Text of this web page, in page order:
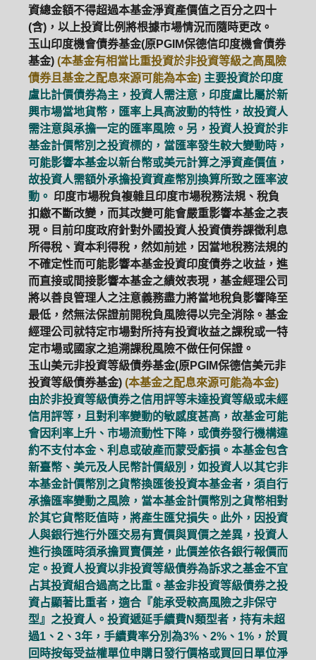
資總金額不得超過本基金淨資產價值之百分之四十
(含)，以上投資比例將根據市場情況而隨時更改。
玉山印度機會債券基金(原PGIM保德信印度機會債券
基金) (本基金有相當比重投資於非投資等級之高風險
債券且基金之配息來源可能為本金) 主要投資於印度
盧比計價債券為主，投資人需注意，印度盧比屬於新
興市場當地貨幣，匯率上具高波動的特性，故投資人
需注意與承擔一定的匯率風險。另，投資人投資於非
基金計價幣別之投資標的，當匯率發生較大變動時，
可能影響本基金以新台幣或美元計算之淨資產價值，
故投資人需額外承擔投資資產幣別換算所致之匯率波
動。 印度市場稅負複雜且印度市場稅務法規、稅負
扣繳不斷改變，而其改變可能會嚴重影響本基金之表
現。目前印度政府針對外國投資人投資債券課徵利息
所得稅、資本利得稅，然如前述，因當地稅務法規的
不確定性而可能影響本基金投資印度債券之收益，進
而直接或間接影響本基金之績效表現，基金經理公司
將以善良管理人之注意義務盡力將當地稅負影響降至
最低，然無法保證前開稅負風險得以完全消除。基金
經理公司就特定市場對所持有投資收益之課稅或一特
定市場或國家之追溯課稅風險不做任何保證。
玉山美元非投資等級債券基金(原PGIM保德信美元非
投資等級債券基金) (本基金之配息來源可能為本金)
由於非投資等級債券之信用評等未達投資等級或未經
信用評等，且對利率變動的敏感度甚高，故基金可能
會因利率上升、市場流動性下降，或債券發行機構違
約不支付本金、利息或破產而蒙受虧損。本基金包含
新臺幣、美元及人民幣計價級別，如投資人以其它非
本基金計價幣別之貨幣換匯後投資本基金者，須自行
承擔匯率變動之風險，當本基金計價幣別之貨幣相對
於其它貨幣貶值時，將產生匯兌損失。此外，因投資
人與銀行進行外匯交易有賣價與買價之差異，投資人
進行換匯時須承擔買賣價差，此價差依各銀行報價而
定。投資人投資以非投資等級債券為訴求之基金不宜
占其投資組合過高之比重。基金非投資等級債券之投
資占顯著比重者，適合『能承受較高風險之非保守
型』之投資人。投資遞延手續費N類型者，持有未超
過1、2、3年，手續費率分別為3%、2%、1%，於買
回時按每受益權單位申購日發行價格或買回日單位淨